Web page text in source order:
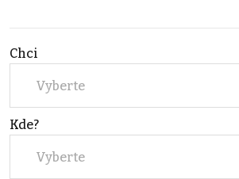
Chci
Vyberte
Kde?
Vyberte